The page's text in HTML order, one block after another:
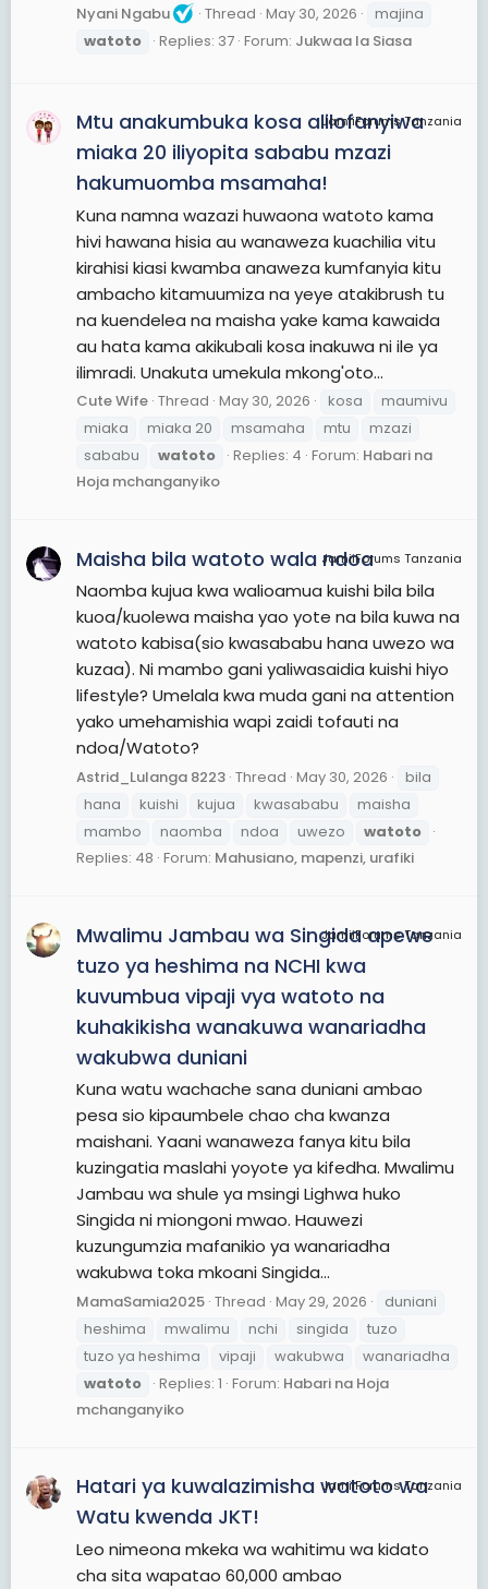
Nyani Ngabu Thread May 30, 2026
majina
watoto
Replies: 37 Forum: Jukwaa la Siasa
JamiiForums Tanzania
Mtu anakumbuka kosa alilofanyiwa
miaka 20 iliyopita sababu mzazi
hakumuomba msamaha!
Kuna namna wazazi huwaona watoto kama
hivi hawana hisia au wanaweza kuachilia vitu
kirahisi kiasi kwamba anaweza kumfanyia kitu
ambacho kitamuumiza na yeye atakibrush tu
na kuendelea na maisha yake kama kawaida
au hata kama akikubali kosa inakuwa ni ile ya
ilimradi. Unakuta umekula mkong'oto...
Cute Wife Thread May 30, 2026 kosa
maumivu
miaka
miaka 20 msamaha mtu
mzazi
sababu
watoto Replies: 4 Forum: Habari na
Hoja mchanganyiko
JamiiForums Tanzania
Maisha bila watoto wala ndoa
Naomba kujua kwa walioamua kuishi bila bila
kuoa/kuolewa maisha yao yote na bila kuwa na
watoto kabisa(sio kwasababu hana uwezo wa
kuzaa). Ni mambo gani yaliwasaidia kuishi hiyo
lifestyle? Umelala kwa muda gani na attention
yako umehamishia wapi zaidi tofauti na
ndoa/Watoto?
Astrid_Lulanga 8223 Thread May 30, 2026
bila
hana
kuishi kujua kwasababu
maisha
mambo
naomba ndoa uwezo
watoto
Replies: 48 Forum: Mahusiano, mapenzi, urafiki
JamiiForums Tanzania
Mwalimu Jambau wa Singida apewe
tuzo ya heshima na NCHI kwa
kuvumbua vipaji vya watoto na
kuhakikisha wanakuwa wanariadha
wakubwa duniani
Kuna watu wachache sana duniani ambao
pesa sio kipaumbele chao cha kwanza
maishani. Yaani wanaweza fanya kitu bila
kuzingatia maslahi yoyote ya kifedha. Mwalimu
Jambau wa shule ya msingi Lighwa huko
Singida ni miongoni mwao. Hauwezi
kuzungumzia mafanikio ya wanariadha
wakubwa toka mkoani Singida...
MamaSamia2025 Thread May 29, 2026
duniani
heshima
mwalimu nchi singida
tuzo
tuzo ya heshima
vipaji wakubwa
wanariadha
watoto
Replies: 1 Forum: Habari na Hoja
mchanganyiko
JamiiForums Tanzania
Hatari ya kuwalazimisha watoto wa
Watu kwenda JKT!
Leo nimeona mkeka wa wahitimu wa kidato
cha sita wapatao 60,000 ambao